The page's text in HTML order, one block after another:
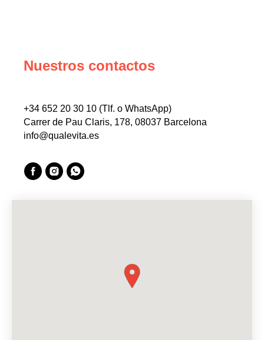
Nuestros contactos
+34 652 20 30 10 (Tlf. o WhatsApp)
Carrer de Pau Claris, 178, 08037 Barcelona
info@qualevita.es